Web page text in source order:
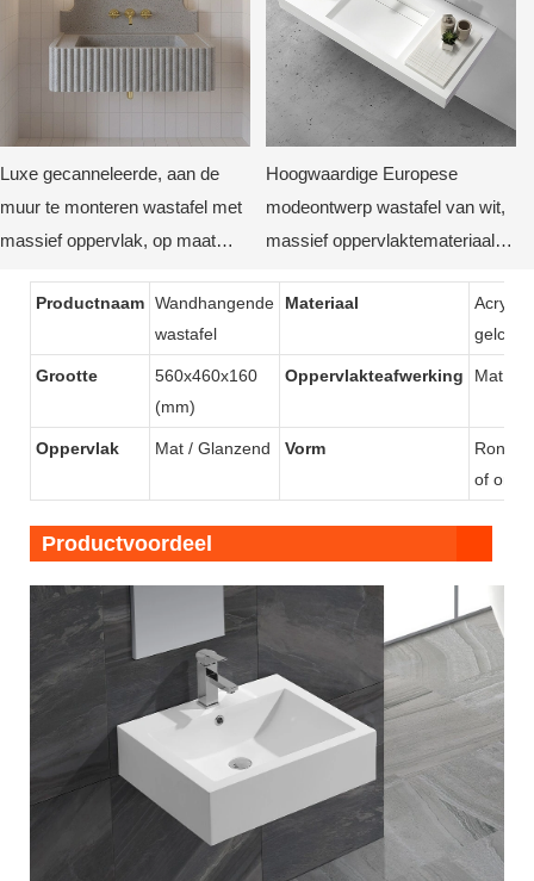
Luxe gecanneleerde, aan de
muur te monteren wastafel met
massief oppervlak, op maat
met gebogen achterkant van
Hoogwaardige Europese
modeontwerp wastafel van wit,
massief oppervlaktemateriaal,
Productnaam Wandhangende
wastafel
Materiaal
Acryl
gelcoat
Grootte
560x460x160
(mm)
Oppervlakteafwerking Mat &
Oppervlak Mat / Glanzend Vorm
Rond/
of
Productvoordeel